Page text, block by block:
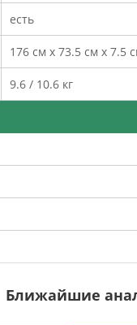
есть
176 см х 73.5 см х 7.5
9.6 / 10.6 кг
Ближайшие